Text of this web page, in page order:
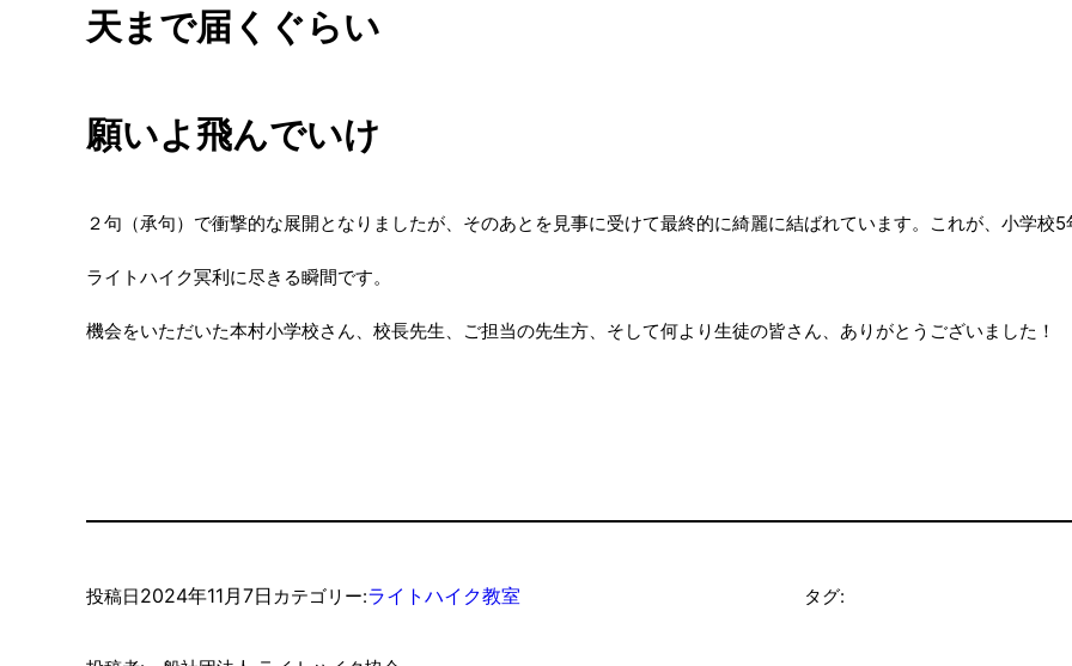
天まで届くぐらい
願いよ飛んでいけ
２句（承句）で衝撃的な展開となりましたが、そのあとを見事に受けて最終的に綺麗に結ばれています。これが、小学校
ライトハイク冥利に尽きる瞬間です。
機会をいただいた本村小学校さん、校長先生、ご担当の先生方、そして何より生徒の皆さん、ありがとうございました！
投稿日2024年11月7日 カテゴリー:ライトハイク教室 タグ: